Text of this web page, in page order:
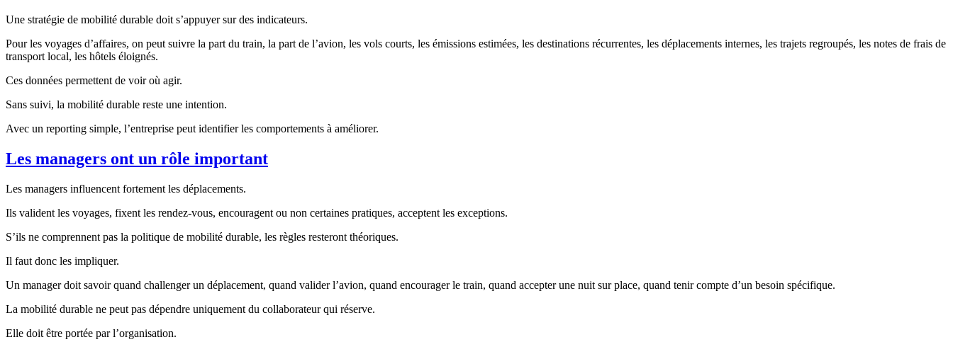
Une stratégie de mobilité durable doit s’appuyer sur des indicateurs.
Pour les voyages d’affaires, on peut suivre la part du train, la part de l’avion, les vols courts, les émissions estimées, les destinations récurrentes, les déplacements internes, les trajets regroupés, les notes de frais de
transport local, les hôtels éloignés.
Ces données permettent de voir où agir.
Sans suivi, la mobilité durable reste une intention.
Avec un reporting simple, l’entreprise peut identifier les comportements à améliorer.
Les managers ont un rôle important
Les managers influencent fortement les déplacements.
Ils valident les voyages, fixent les rendez-vous, encouragent ou non certaines pratiques, acceptent les exceptions.
S’ils ne comprennent pas la politique de mobilité durable, les règles resteront théoriques.
Il faut donc les impliquer.
Un manager doit savoir quand challenger un déplacement, quand valider l’avion, quand encourager le train, quand accepter une nuit sur place, quand tenir compte d’un besoin spécifique.
La mobilité durable ne peut pas dépendre uniquement du collaborateur qui réserve.
Elle doit être portée par l’organisation.